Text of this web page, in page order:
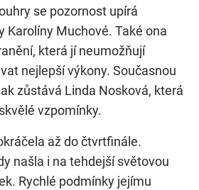
se pozornost upírá
Karolíny Muchové. Také ona
která jí neumožňují
nejlepší výkony. Současnou
zůstává Linda Nosková, která
vzpomínky.
až do čtvrtfinále.
našla i na tehdejší světovou
Rychlé podmínky jejímu